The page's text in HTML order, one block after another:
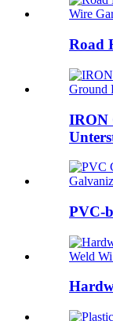
Road
IRON
PVC-